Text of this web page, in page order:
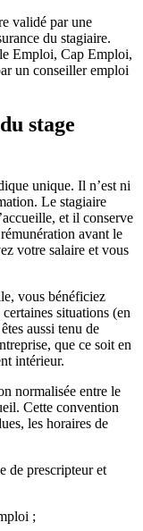
validé par une
du stagiaire.
Emploi, Cap Emploi,
un conseiller emploi
stage
unique. Il n’est ni
Le stagiaire
et il conserve
avant le
votre salaire et vous
vous bénéficiez
situations (en
aussi tenu de
que ce soit en
intérieur.
normalisée entre le
Cette convention
les horaires de
de prescripteur et
;